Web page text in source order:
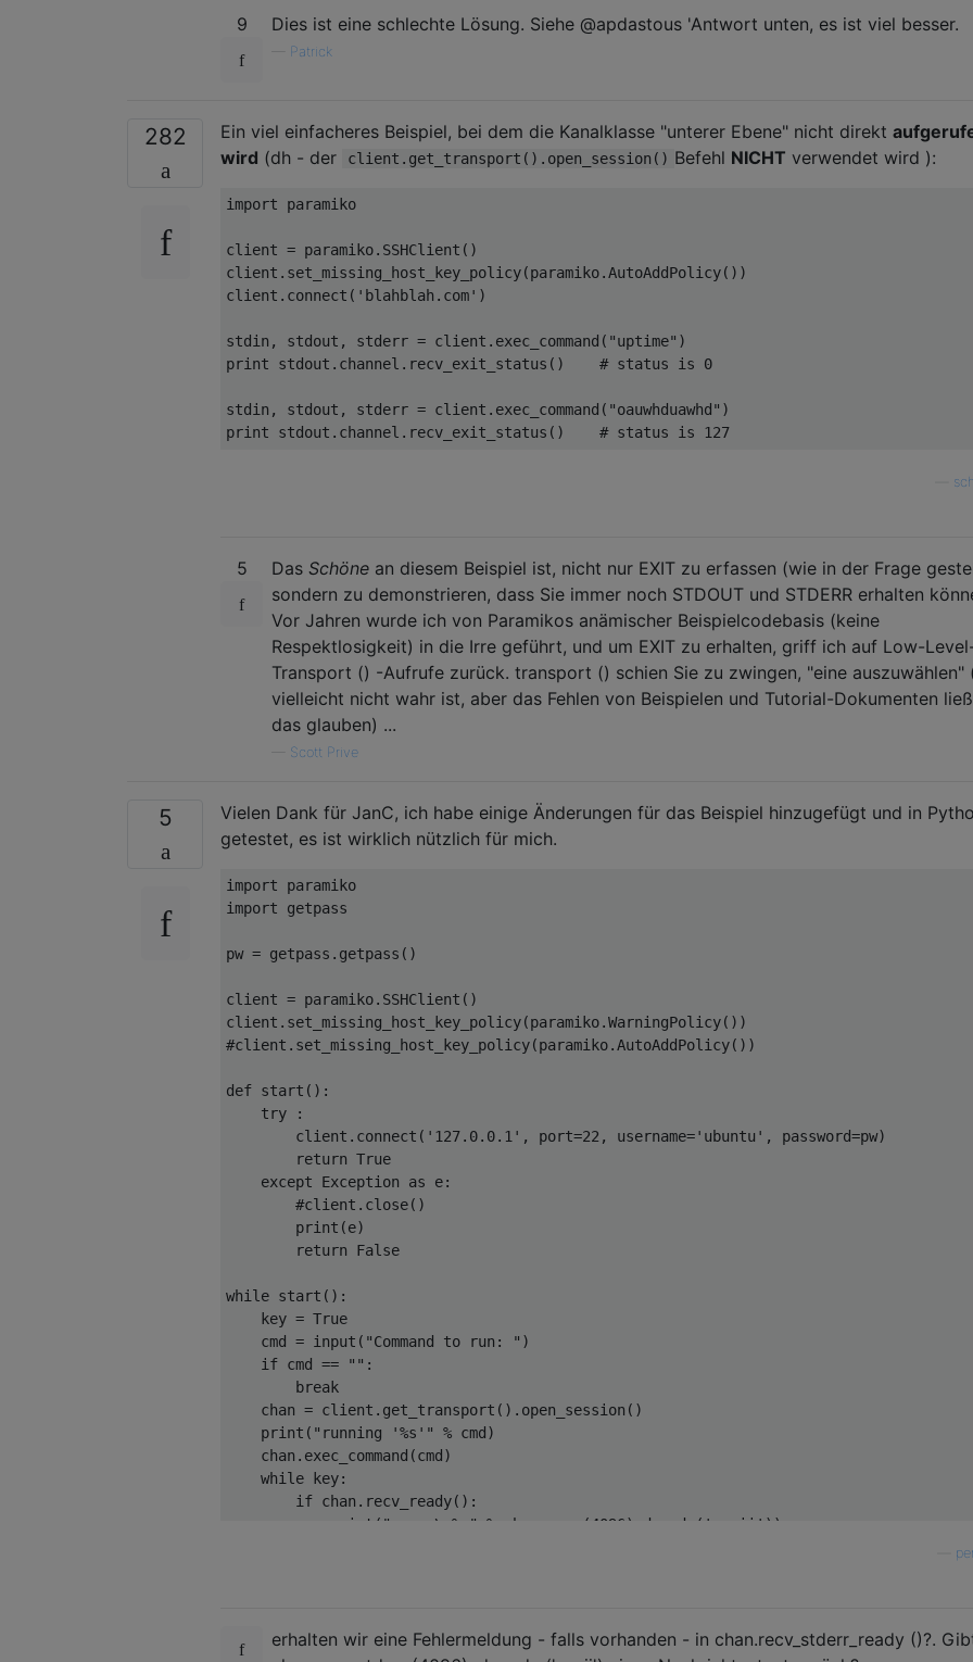
9 Dies ist eine schlechte Lösung. Siehe @apdastous 'Antwort unten, es ist viel besser.
Patrick
282 Ein viel einfacheres Beispiel, bei dem die Kanalklasse "unterer Ebene" nicht direkt
wird (dh - der client.get_transport().open_session() Befehl NICHT verwendet wird ):
import paramiko
client = paramiko. SSHClient ()
client . set_missing_host_key_policy(paramiko.AutoAddPolicy())
client . connect ( 'blahblah.com' )
stdin , stdout , stderr = client . exec_command ( "uptime" )
print stdout . channel . recv_exit_status () # status is 0
stdin , stdout , stderr = client . exec_command ( "oauwhduawhd" )
print stdout . channel . recv_exit_status () # status is 127
5 Das Schöne an diesem Beispiel ist, nicht nur EXIT zu erfassen (wie in der Frage
sondern zu demonstrieren, dass Sie immer noch STDOUT und STDERR erhalten
Vor Jahren wurde ich von Paramikos anämischer Beispielcodebasis (keine
Respektlosigkeit) in die Irre geführt, und um EXIT zu erhalten, griff ich auf Low-
Transport () -Aufrufe zurück. transport () schien Sie zu zwingen, "eine auszuwählen"
vielleicht nicht wahr ist, aber das Fehlen von Beispielen und Tutorial-Dokumenten
das glauben) ...
Scott Prive
5
Vielen Dank für JanC, ich habe einige Änderungen für das Beispiel hinzugefügt und in
getestet, es ist wirklich nützlich für mich.
import
import getpass
pw = getpass . getpass ()
client = paramiko. SSHClient ()
client . set_missing_host_key_policy(paramiko.WarningPolicy())
#client.set_missing_host_key_policy(paramiko.AutoAddPolicy())
def start ():
try
:
        client
. connect ( '127.0.0.1' , port=22 , username='ubuntu' , password=pw)
return True
except
Exception as e:
#client.close()
print (e)
return
False
while start ():
    key
= True
    cmd
= input ( "Command to run: " )
if cmd == "" :
break
    chan
= client . get_transport (). open_session ()
print ( "running '%s'" % cmd)
    chan
. exec_command (cmd)
while key:
if chan . recv_ready():
print ( "recv:\n%s" % chan ( 4096). decode ( 'ascii' ))
            key
=
False
erhalten wir eine Fehlermeldung - falls vorhanden - in chan.recv_stderr_ready ()?.